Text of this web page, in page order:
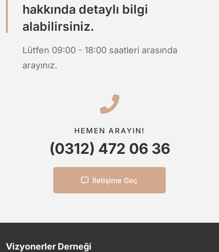
hakkında detaylı bilgi
alabilirsiniz.
Lütfen 09:00 - 18:00 saatleri arasında
arayınız.
HEMEN ARAYIN!
(0312) 472 06 36
İletişime Geç
Vizyonerler Derneği